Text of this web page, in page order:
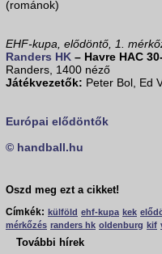
(románok)
EHF-kupa, elődöntő, 1.
Randers HK – Havre HAC
Randers, 1400 néző
Játékvezetők: Peter Bol, Ed
Európai elődöntők
© handball.hu
Oszd meg ezt a cikket!
Címkék: külföld ehf-kupa kek
mérkőzés randers hk oldenburg kif
További hírek